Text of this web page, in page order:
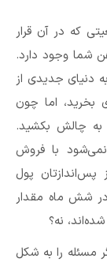
که در آن قرار
شما وجود دارد.
دنیای جدیدی از
بخرید، اما چون
به چالش بکشید.
با فروش
پس‌اندازتان پول
در شش ماه مقدار
نه؟
مسئله را به شکل